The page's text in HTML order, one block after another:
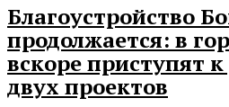
Благоустройство
продолжается: в
вскоре приступят
двух проектов